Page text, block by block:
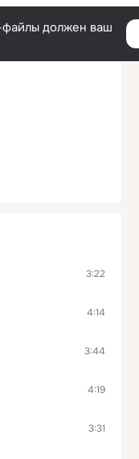
файлы должен ваш
3:22
4:14
3:44
4:19
3:31